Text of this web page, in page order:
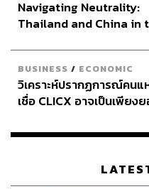
Navigating Neutrality:
Thailand and China in
BUSINESS / ECONOMIC
วิเคราะห์ปรากฏการณ์คน
เชื่อ CLICX อาจเป็นเพียง
เรือนไทยที่ถูกซุกไว้